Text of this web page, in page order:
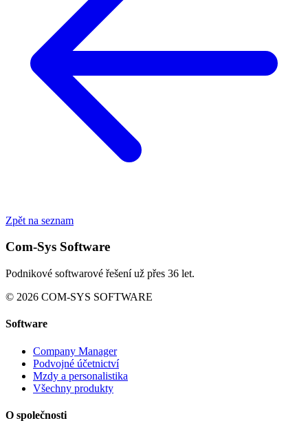
Zpět na seznam
Com-Sys Software
Podnikové softwarové řešení už přes 36 let.
© 2026 COM-SYS SOFTWARE
Software
Company Manager
Podvojné účetnictví
Mzdy a personalistika
Všechny produkty
O společnosti